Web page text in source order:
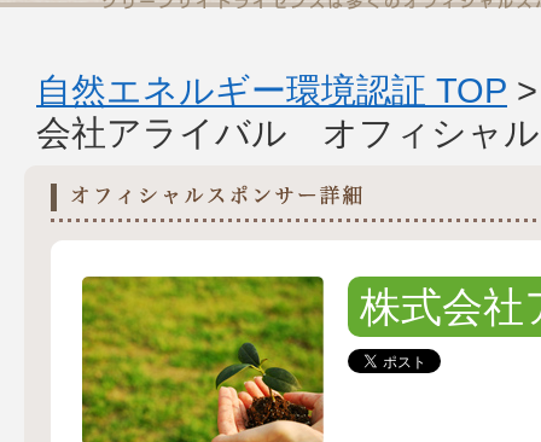
自然エネルギー環境認証 TOP
会社アライバル オフィシャ
株式会社